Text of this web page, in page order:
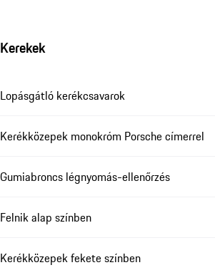
Kerekek
Lopásgátló kerékcsavarok
Kerékközepek monokróm Porsche címerrel
Gumiabroncs légnyomás-ellenőrzés
Felnik alap színben
Kerékközepek fekete színben